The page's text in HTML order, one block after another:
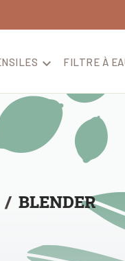
 FILTRE À
BLENDER